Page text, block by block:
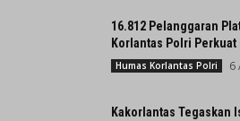
16.812 Pelanggaran
Korlantas Polri
Humas Korlantas Polri 6
Kakorlantas Tegaskan